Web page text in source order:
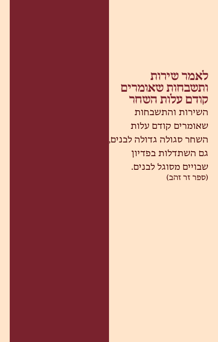
לאמר שירות
ותשבחות שאומרים
קודם עלות השחר
השירות והתשבחות
שאומרים קודם עלות
השחר סגולה גדולה לבנים,
גם השתדלות בפדיון
שבויים מסוגל לבנים.
(ספר זר זהב)